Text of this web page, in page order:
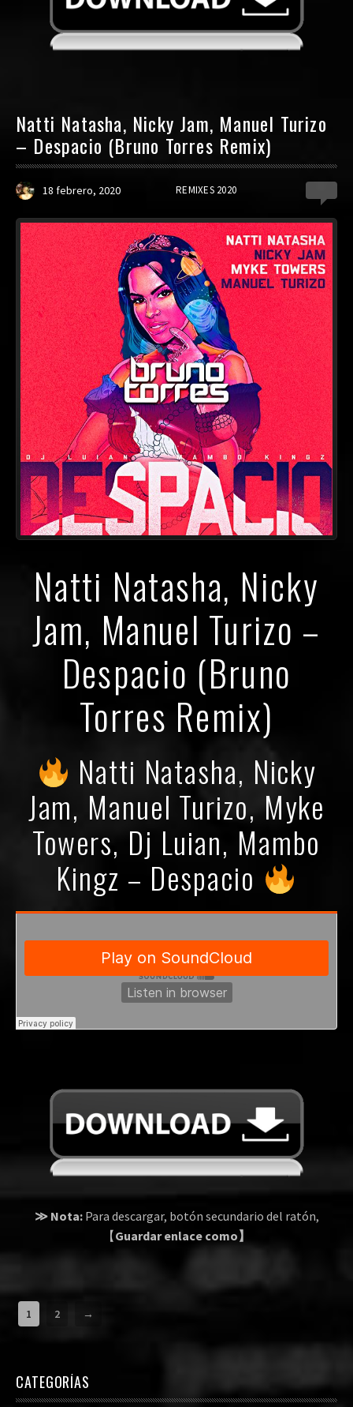
Natti Natasha, Nicky Jam, Manuel Turizo
– Despacio (Bruno Torres Remix)
18 febrero, 2020 REMIXES 2020
Natti Natasha, Nicky
Jam, Manuel Turizo –
Despacio (Bruno
Torres Remix)
Natti Natasha, Nicky
Jam, Manuel Turizo, Myke
Towers, Dj Luian, Mambo
Kingz – Despacio
≫ Nota:Para descargar, botón secundario del ratón,
【Guardar enlace como】
1 2 →
CATEGORÍAS